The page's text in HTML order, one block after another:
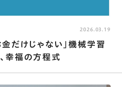
金だけじゃない｣機械学習
幸福の方程式
2026.03.19